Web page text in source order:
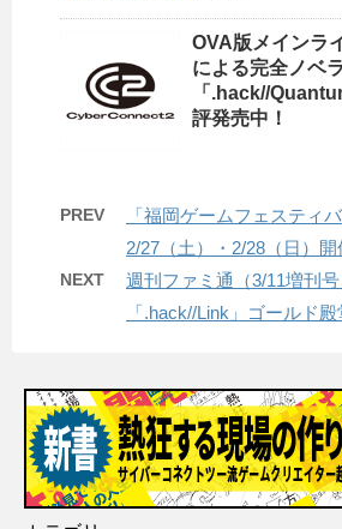
OVA版メインラ
による完全ノベ
「.hack//
評発売中！
PREV
「福岡ゲームフェスティバ
2/27（土）・2/28（日）
NEXT
週刊ファミ通（3/11増刊
「.hack//Link」ゴールド